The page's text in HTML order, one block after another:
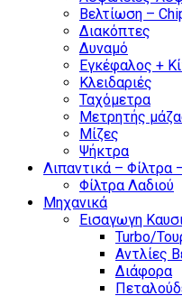
Βελτίωση –
Διακόπτες
Δυναμό
Εγκέφαλος +
Κλειδαριές
Ταχόμετρα
Μετρητής
Μίζες
Ψήκτρα
Λιπαντικά – Φίλτρα
Φίλτρα Λαδιού
Μηχανικά
Εισαγωγη
Turbo/
Αντλίες
Διάφορα